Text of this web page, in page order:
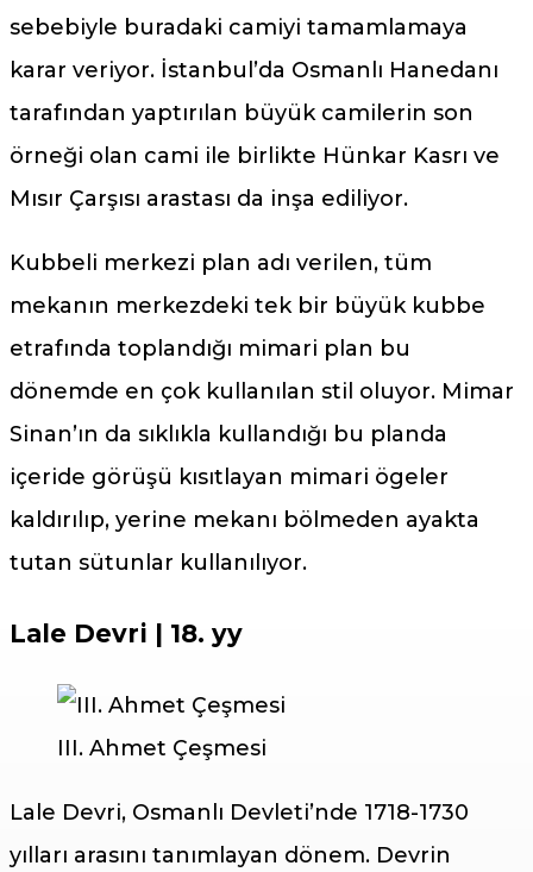
sebebiyle buradaki camiyi tamamlamaya
karar veriyor. İstanbul’da Osmanlı Hanedanı
tarafından yaptırılan büyük camilerin son
örneği olan cami ile birlikte Hünkar Kasrı ve
Mısır Çarşısı arastası da inşa ediliyor.
Kubbeli merkezi plan adı verilen, tüm
mekanın merkezdeki tek bir büyük kubbe
etrafında toplandığı mimari plan bu
dönemde en çok kullanılan stil oluyor. Mimar
Sinan’ın da sıklıkla kullandığı bu planda
içeride görüşü kısıtlayan mimari ögeler
kaldırılıp, yerine mekanı bölmeden ayakta
tutan sütunlar kullanılıyor.
Lale Devri | 18. yy
III. Ahmet Çeşmesi
Lale Devri, Osmanlı Devleti’nde 1718-1730
yılları arasını tanımlayan dönem. Devrin